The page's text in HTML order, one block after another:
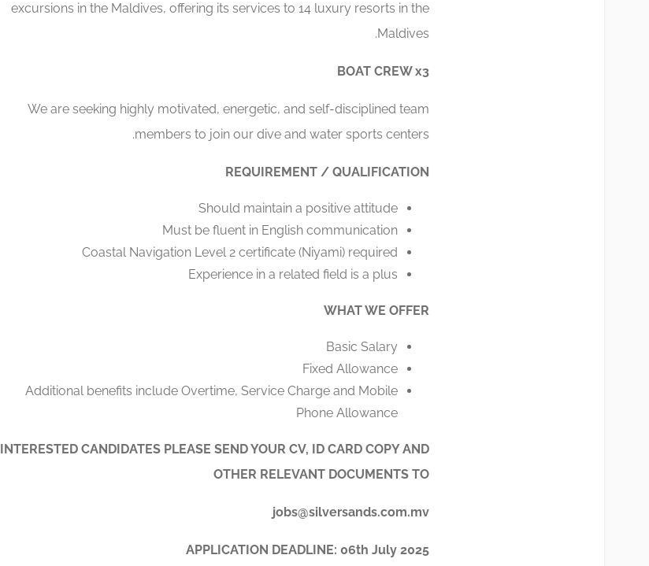
excursions in the Maldives, offering its services to 14 luxury resorts in the
Maldives.
BOAT CREW x3
We are seeking highly motivated, energetic, and self-disciplined team
members to join our dive and water sports centers.
REQUIREMENT / QUALIFICATION
Should maintain a positive attitude
Must be fluent in English communication
Coastal Navigation Level 2 certificate (Niyami) required
Experience in a related field is a plus
WHAT WE OFFER
Basic Salary
Fixed Allowance
Additional benefits include Overtime, Service Charge and Mobile
Phone Allowance
INTERESTED CANDIDATES PLEASE SEND YOUR CV, ID CARD COPY AND
OTHER RELEVANT DOCUMENTS TO
jobs@silversands.com.mv
APPLICATION DEADLINE: 06th July 2025